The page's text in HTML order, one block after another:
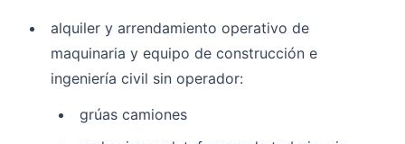
alquiler y arrendamiento operativo de
maquinaria y equipo de construcción e
ingeniería civil sin operador:
grúas camiones